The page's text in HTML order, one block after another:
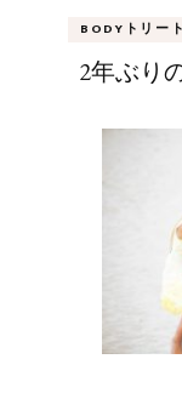
BODYトリー
2年ぶり